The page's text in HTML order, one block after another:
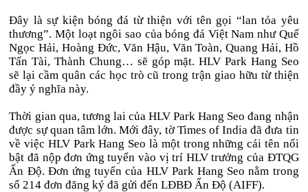
Đây là sự kiện bóng đá từ thiện với tên gọi “lan tỏa yêu
thương”. Một loạt ngôi sao của bóng đá Việt Nam như Quế
Ngọc Hải, Hoàng Đức, Văn Hậu, Văn Toàn, Quang Hải, Hồ
Tấn Tài, Thành Chung… sẽ góp mặt. HLV Park Hang Seo
sẽ lại cầm quân các học trò cũ trong trận giao hữu từ thiện
đầy ý nghĩa này.
Thời gian qua, tương lai của HLV Park Hang Seo đang nhận
được sự quan tâm lớn. Mới đây, tờ Times of India đã đưa tin
về việc HLV Park Hang Seo là một trong những cái tên nổi
bật đã nộp đơn ứng tuyển vào vị trí HLV trưởng của ĐTQG
Ấn Độ. Đơn ứng tuyển của HLV Park Hang Seo nằm trong
số 214 đơn đăng ký đã gửi đến LĐBĐ Ấn Độ (AIFF).